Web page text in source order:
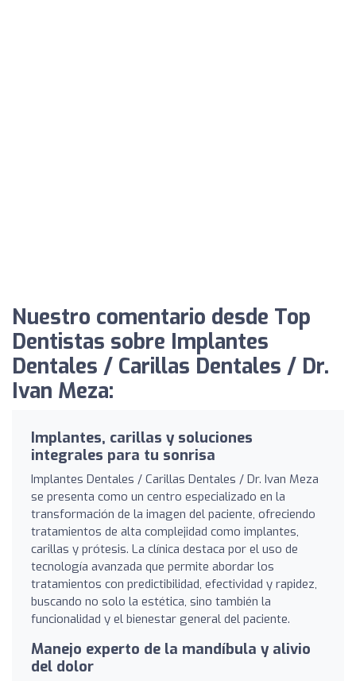
Nuestro comentario desde Top
Dentistas sobre Implantes
Dentales / Carillas Dentales / Dr.
Ivan Meza:
Implantes, carillas y soluciones
integrales para tu sonrisa
Implantes Dentales / Carillas Dentales / Dr. Ivan Meza
se presenta como un centro especializado en la
transformación de la imagen del paciente, ofreciendo
tratamientos de alta complejidad como implantes,
carillas y prótesis. La clínica destaca por el uso de
tecnología avanzada que permite abordar los
tratamientos con predictibilidad, efectividad y rapidez,
buscando no solo la estética, sino también la
funcionalidad y el bienestar general del paciente.
Manejo experto de la mandíbula y alivio
del dolor